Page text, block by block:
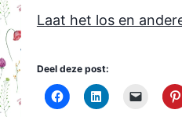
Laat het los en
Deel deze post: